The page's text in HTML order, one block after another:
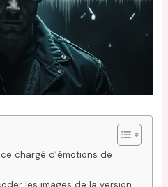
chargé d’émotions de
les images de la version